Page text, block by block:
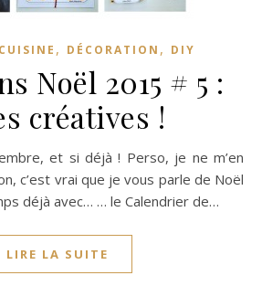
CUISINE , DÉCORATION , DIY
Noël 2015 # 5 :
créatives !
c’est vrai que je vous parle de Noël
déjà avec… … le Calendrier de…
LIRE LA SUITE